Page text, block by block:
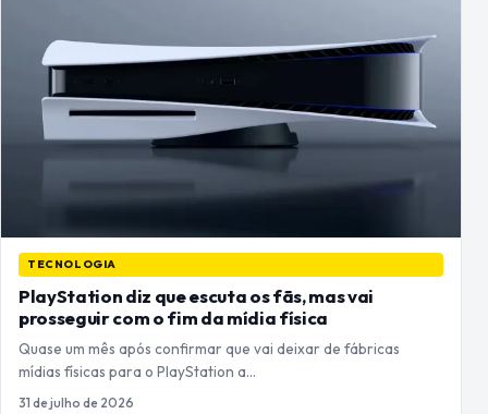
TECNOLOGIA
PlayStation diz que escuta os fãs, mas vai
prosseguir com o fim da mídia física
Quase um mês após confirmar que vai deixar de fábricas
mídias físicas para o PlayStation a…
31 de julho de 2026